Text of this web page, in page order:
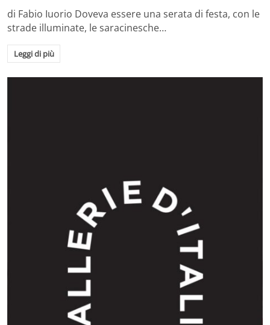
di Fabio Iuorio Doveva essere una serata di festa, con le
strade illuminate, le saracinesche…
Leggi di più